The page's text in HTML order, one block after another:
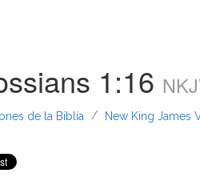
1:16
de la Biblia / New King James